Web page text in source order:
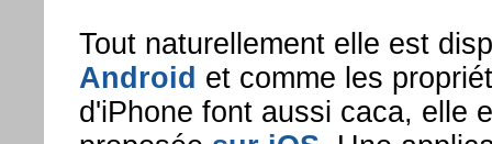
Tout naturellement elle est
Android et comme les
d'iPhone font aussi caca, elle